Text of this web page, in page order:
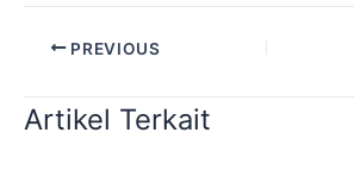
PREVIOUS
Artikel Terkait